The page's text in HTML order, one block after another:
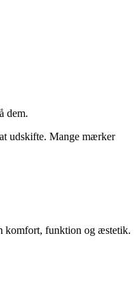
dem.
udskifte. Mange mærker
komfort, funktion og æstetik.